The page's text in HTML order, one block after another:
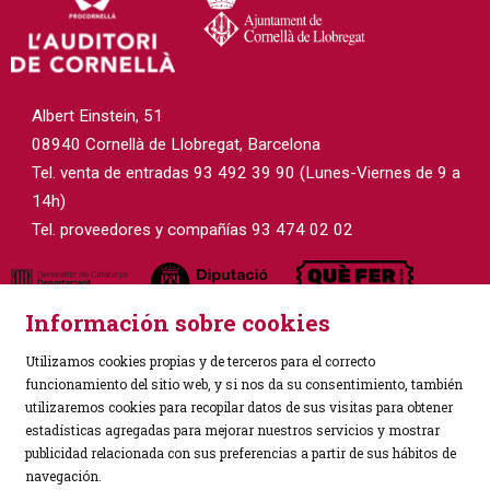
Albert Einstein, 51
08940 Cornellà de Llobregat, Barcelona
Tel. venta de entradas 93 492 39 90 (Lunes-Viernes de 9 a
14h)
Tel. proveedores y compañías 93 474 02 02
Sitemap | Aviso Legal | Política de Privacidad
|
Uso de Cookies
Información sobre cookies
Utilizamos cookies propias y de terceros para el correcto
funcionamiento del sitio web, y si nos da su consentimiento, también
utilizaremos cookies para recopilar datos de sus visitas para obtener
estadísticas agregadas para mejorar nuestros servicios y mostrar
publicidad relacionada con sus preferencias a partir de sus hábitos de
navegación.